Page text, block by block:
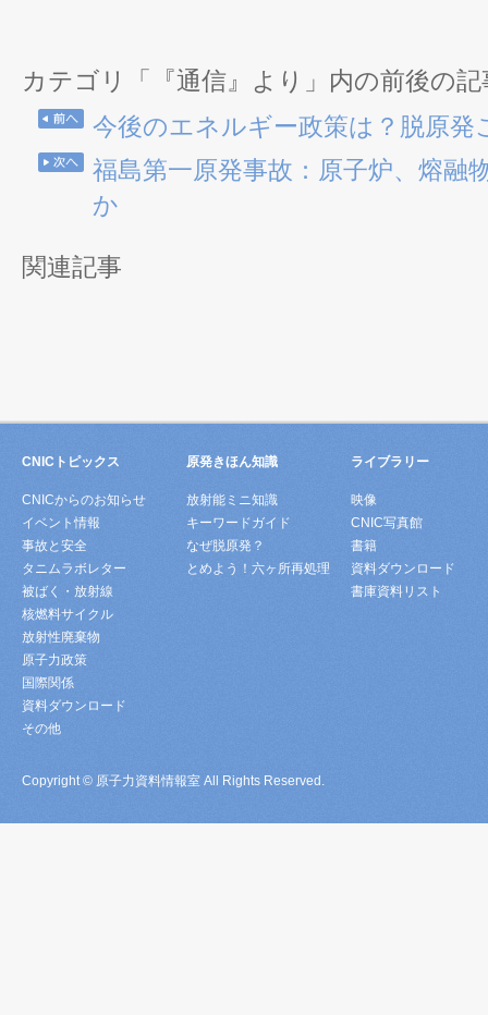
カテゴリ「『通信』より」内の前後の記
今後のエネルギー政策は？脱原発
福島第一原発事故：原子炉、熔融
か
関連記事
CNICトピックス
CNICからのお知らせ
イベント情報
事故と安全
タニムラボレター
被ばく・放射線
核燃料サイクル
放射性廃棄物
原子力政策
国際関係
資料ダウンロード
その他
原発きほん知識
放射能ミニ知識
キーワードガイド
なぜ脱原発？
とめよう！六ヶ所再処理
ライブラリー
映像
CNIC写真館
書籍
資料ダウンロード
書庫資料リスト
Copyright © 原子力資料情報室 All Rights Reserved.